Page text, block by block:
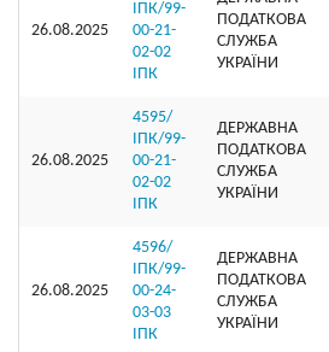
26.08.2025
ІПК/99-
00-21-
02-02
ІПК
ПОДАТКОВА
СЛУЖБА
УКРАЇНИ
26.08.2025
4595/
ІПК/99-
00-21-
02-02
ІПК
ДЕРЖАВНА
ПОДАТКОВА
СЛУЖБА
УКРАЇНИ
26.08.2025
4596/
ІПК/99-
00-24-
03-03
ІПК
ДЕРЖАВНА
ПОДАТКОВА
СЛУЖБА
УКРАЇНИ